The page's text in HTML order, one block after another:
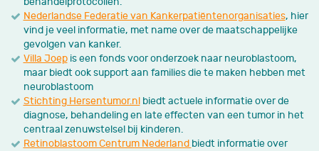
Nederlandse Federatie van Kankerpatiëntenorganisaties, hier
vind je veel informatie, met name over de maatschappelijke
gevolgen van kanker.
Villa Joepis een fonds voor onderzoek naar neuroblastoom,
maar biedt ook support aan families die te maken hebben met
neuroblastoom
Stichting Hersentumor.nlbiedt actuele informatie over de
diagnose, behandeling en late effecten van een tumor in het
centraal zenuwstelsel bij kinderen.
Retinoblastoom Centrum Nederland biedt informatie over